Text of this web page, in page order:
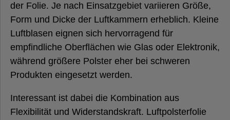
der Folie. Je nach Einsatzgebiet variieren Größe,
Form und Dicke der Luftkammern erheblich. Kleine
Luftblasen eignen sich hervorragend für
empfindliche Oberflächen wie Glas oder Elektronik,
während größere Polster eher bei schweren
Produkten eingesetzt werden.
Interessant ist dabei die Kombination aus
Flexibilität und Widerstandskraft. Luftpolsterfolie